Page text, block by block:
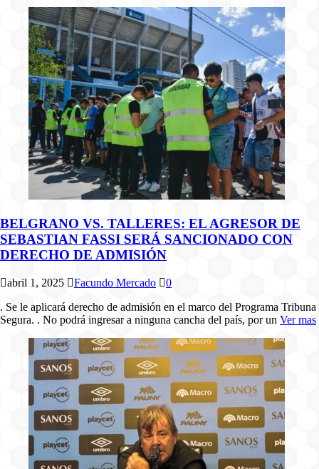
BELGRANO VS. TALLERES: EL AGRESOR DE
SEBASTIAN FASSI SERÁ SANCIONADO CON
DERECHO DE ADMISIÓN
abril 1, 2025 Facundo Mercado
0
. Se le aplicará derecho de admisión en el marco del Programa Tribuna
Segura. . No podrá ingresar a ninguna cancha del país, por un Ver mas